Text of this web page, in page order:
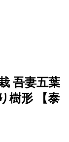
吾妻五葉
樹形 【泰